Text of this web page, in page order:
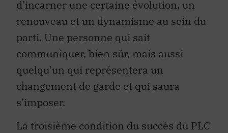
d’incarner une certaine évolution, un
renouveau et un dynamisme au sein du
parti. Une personne qui sait
communiquer, bien sûr, mais aussi
quelqu’un qui représentera un
changement de garde et qui saura
s’imposer.
La troisième condition du succès du PLC